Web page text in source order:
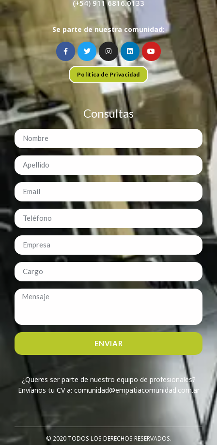
(+54) 911 6816.0133
Se parte de nuestra comunidad:
Política de Privacidad
Consultas
ENVIAR
¿Queres ser parte de nuestro equipo de profesionales?
Envíanos tu CV a: comunidad@empatiacomunidad.com.ar
© 2020 TODOS LOS DERECHOS RESERVADOS.​